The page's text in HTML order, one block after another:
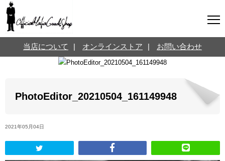
当店について オンラインストア お問い合わせ
PhotoEditor_20210504_161149948
2021年05月04日
オンラインストア
お問い合わせ